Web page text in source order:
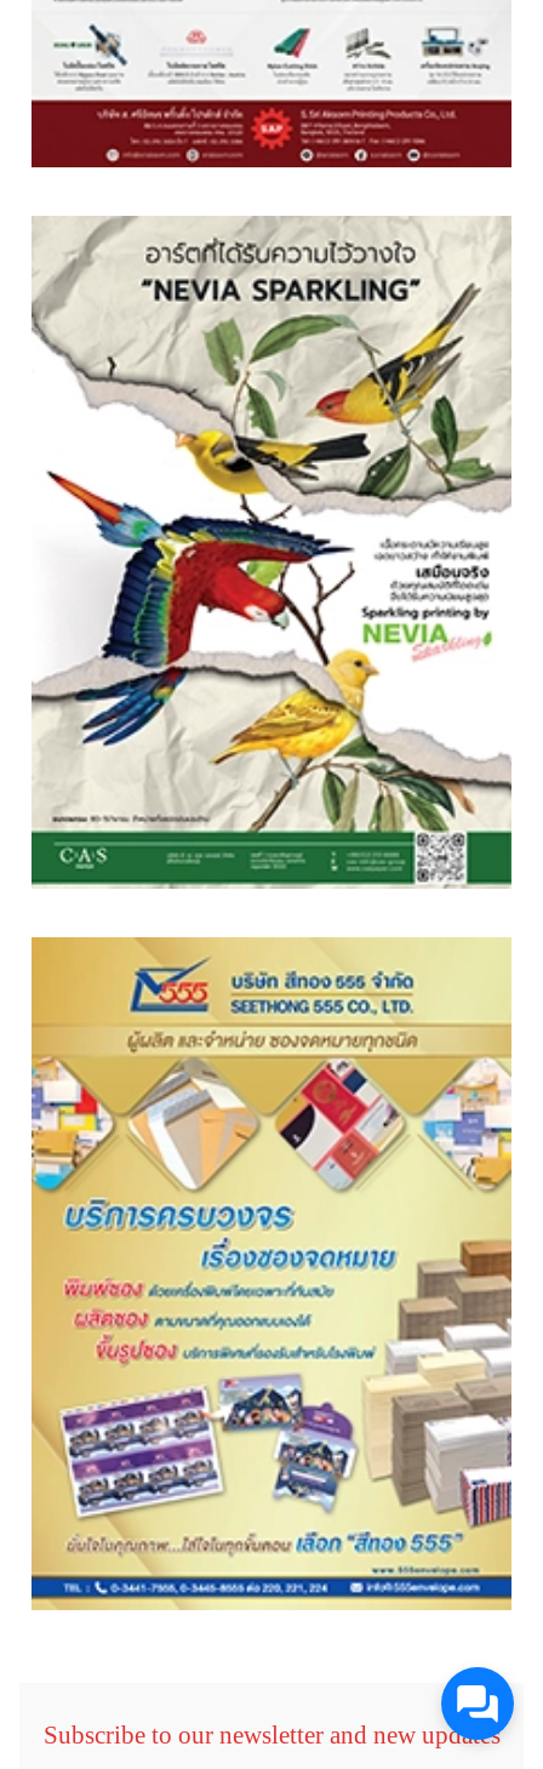
Subscribe to our newsletter and new updates